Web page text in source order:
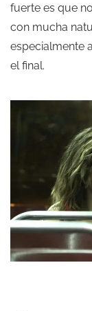
fuerte es que
con mucha
especialmente
el final.